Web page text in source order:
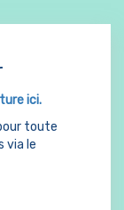
ici.
toute
via le